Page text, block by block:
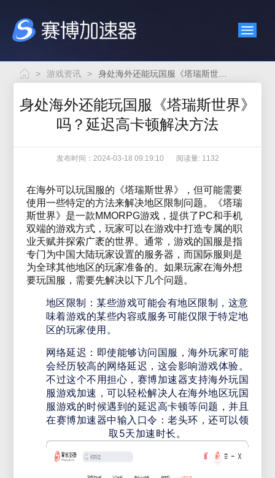
> 游戏资讯 >
身处海外还能玩国服《塔瑞斯世界》
吗？延迟高卡顿解决方法
发布时间：2024-03-18 09:19:10 阅读量: 1132
在海外可以玩国服的《塔瑞斯世界》，但可能需要
使用一些特定的方法来解决地区限制问题。《塔瑞
斯世界》是一款MMORPG游戏，提供了PC和手机
双端的游戏方式，玩家可以在游戏中打造专属的职
业天赋并探索广袤的世界。通常，游戏的国服是指
专门为中国大陆玩家设置的服务器，而国际服则是
为全球其他地区的玩家准备的。如果玩家在海外想
要玩国服，需要先解决以下几个问题。
地区限制：某些游戏可能会有地区限制，这意
味着游戏的某些内容或服务可能仅限于特定地
区的玩家使用。
网络延迟：即使能够访问国服，海外玩家可能
会经历较高的网络延迟，这会影响游戏体验。
不过这个不用担心，赛博加速器支持海外玩国
服游戏加速，可以轻松解决人在海外地区玩国
服游戏的时候遇到的延迟高卡顿等问题，并且
在赛博加速器中输入口令：老头环，还可以领
取5天加速时长。